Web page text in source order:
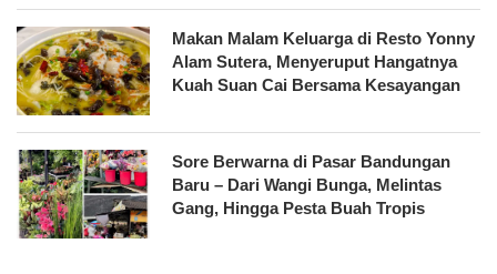
Makan Malam Keluarga di Resto Yonny
Alam Sutera, Menyeruput Hangatnya
Kuah Suan Cai Bersama Kesayangan
Sore Berwarna di Pasar Bandungan
Baru – Dari Wangi Bunga, Melintas
Gang, Hingga Pesta Buah Tropis